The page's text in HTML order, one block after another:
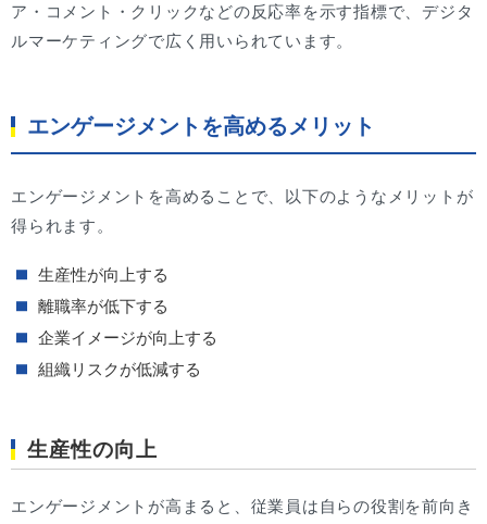
ア・コメント・クリックなどの反応率を示す指標で、デジタ
ルマーケティングで広く用いられています。
エンゲージメントを高めるメリット
エンゲージメントを高めることで、以下のようなメリットが
得られます。
生産性が向上する
離職率が低下する
企業イメージが向上する
組織リスクが低減する
生産性の向上
エンゲージメントが高まると、従業員は自らの役割を前向き